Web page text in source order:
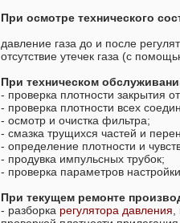
При осмотре технического
давление газа до и после
отсутствие утечек газа (с
При техническом
- проверка плотности закрытия
- проверка плотности всех
- осмотр и очистка фильтра;
- смазка трущихся частей и
- определение плотности и
- продувка импульсных трубок;
- проверка параметров
При текущем ремонте
- разборка регулятора давления